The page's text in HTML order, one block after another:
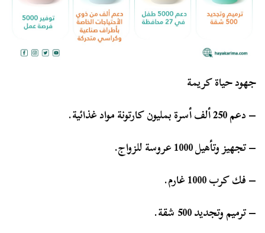
جهود حياة كريمة
– دعم 250 ألف أسرة بمليون كارتونة مواد غذائية.
– تجهيز وتأهيل 1000 عروسة للزواج.
– فك كرب 1000 غارم.
– ترميم وتجديد 500 شقة.